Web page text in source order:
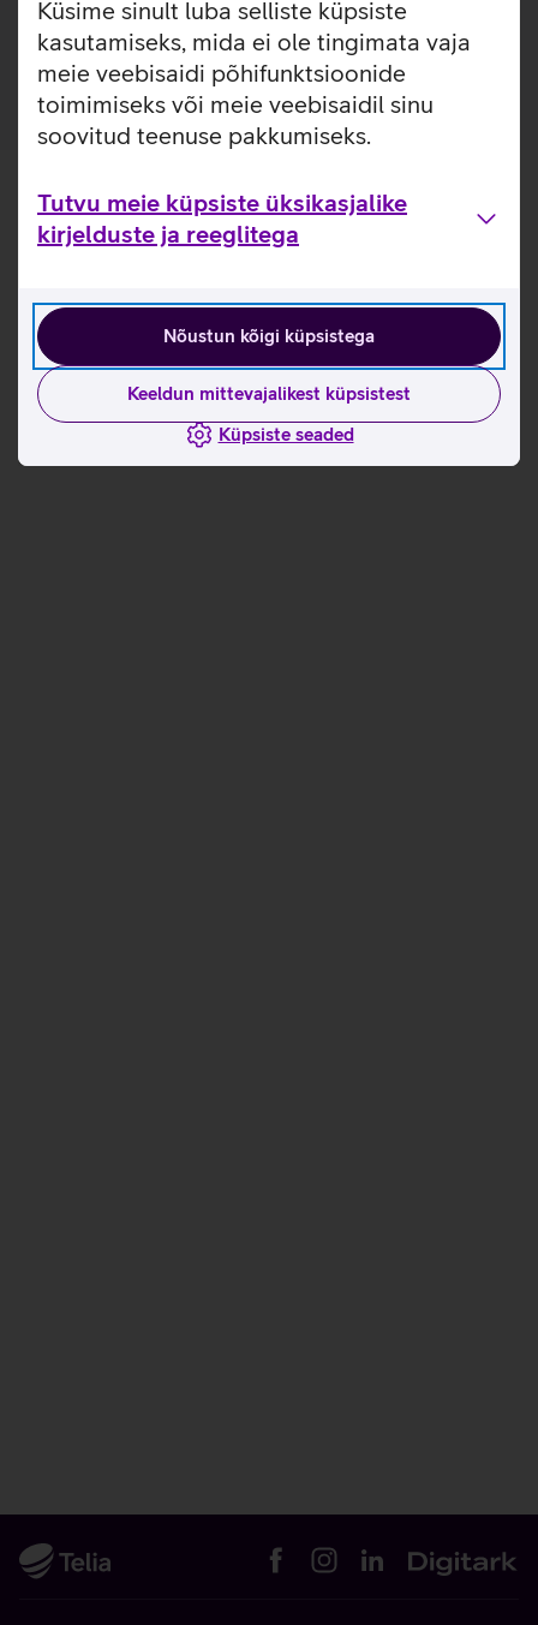
Küsime sinult luba selliste küpsiste
kasutamiseks, mida ei ole tingimata vaja
meie veebisaidi põhifunktsioonide
toimimiseks või meie veebisaidil sinu
soovitud teenuse pakkumiseks.
Tutvu meie küpsiste üksikasjalike
kirjelduste ja reeglitega
Nõustun kõigi küpsistega
Keeldun mittevajalikest küpsistest
Küpsiste seaded
ilma seda eemaldamata. Lisaks saab ümbrise tagaküljele
mugavalt kinnitada ka rahatasku.